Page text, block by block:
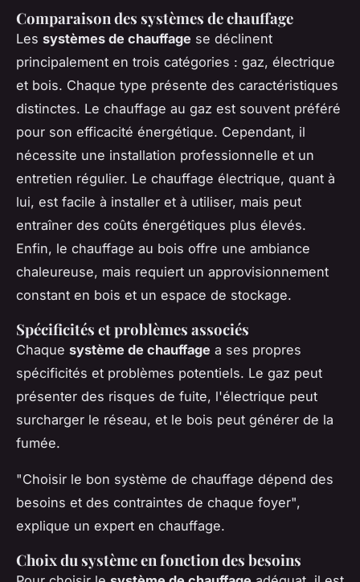
Comparaison des systèmes de chauffage
Les systèmes de chauffage se déclinent
principalement en trois catégories : gaz, électrique
et bois. Chaque type présente des caractéristiques
distinctes. Le chauffage au gaz est souvent préféré
pour son efficacité énergétique. Cependant, il
nécessite une installation professionnelle et un
entretien régulier. Le chauffage électrique, quant à
lui, est facile à installer et à utiliser, mais peut
entraîner des coûts énergétiques plus élevés.
Enfin, le chauffage au bois offre une ambiance
chaleureuse, mais requiert un approvisionnement
constant en bois et un espace de stockage.
Spécificités et problèmes associés
Chaque système de chauffage a ses propres
spécificités et problèmes potentiels. Le gaz peut
présenter des risques de fuite, l'électrique peut
surcharger le réseau, et le bois peut générer de la
fumée.
"Choisir le bon système de chauffage dépend des
besoins et des contraintes de chaque foyer",
explique un expert en chauffage.
Choix du système en fonction des besoins